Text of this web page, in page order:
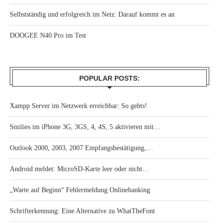
Selbstständig und erfolgreich im Netz: Darauf kommt es an
DOOGEE N40 Pro im Test
POPULAR POSTS:
Xampp Server im Netzwerk erreichbar: So gehts!
Smilies im iPhone 3G, 3GS, 4, 4S, 5 aktivieren mit…
Outlook 2000, 2003, 2007 Empfangsbestätigung,…
Android meldet: MicroSD-Karte leer oder nicht…
„Warte auf Beginn“ Fehlermeldung Onlinebanking
Schrifterkennung: Eine Alternative zu WhatTheFont